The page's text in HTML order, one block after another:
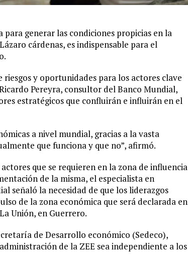
generar las condiciones propicias en la
cárdenas, es indispensable para el
y oportunidades para los actores clave
Pereyra, consultor del Banco Mundial,
estratégicos que confluirán e influirán en el
a nivel mundial, gracias a la vasta
que funciona y que no”, afirmó.
que se requieren en la zona de influencia
de la misma, el especialista en
señaló la necesidad de que los liderazgos
de la zona económica que será declarada en
Unión, en Guerrero.
de Desarrollo económico (Sedeco),
de la ZEE sea independiente a los